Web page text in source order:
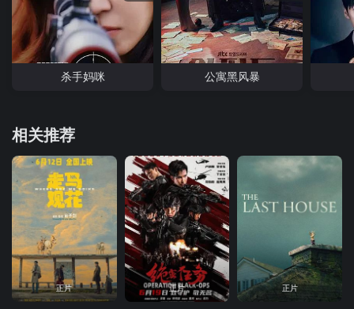
杀手妈咪 公寓黑风暴
相关推荐
正片 正片 正片